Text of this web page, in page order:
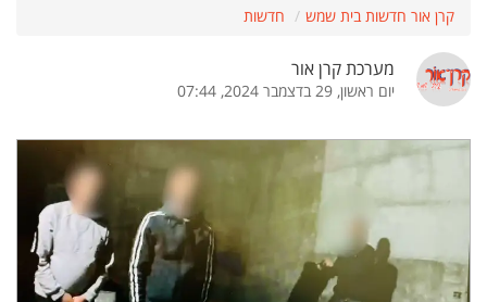
קרן אור חדשות בית שמש חדשות
מערכת קרן אור
יום ראשון, 29 בדצמבר 2024, 07:44